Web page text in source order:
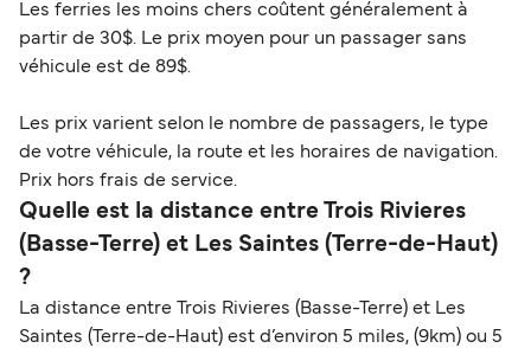
Les ferries les moins chers coûtent généralement à
partir de 30$. Le prix moyen pour un passager sans
véhicule est de 89$.
Les prix varient selon le nombre de passagers, le type
de votre véhicule, la route et les horaires de navigation.
Prix hors frais de service.
Quelle est la distance entre Trois Rivieres
(Basse-Terre) et Les Saintes (Terre-de-Haut)
?
La distance entre Trois Rivieres (Basse-Terre) et Les
Saintes (Terre-de-Haut) est d’environ 5 miles, (9km) ou 5